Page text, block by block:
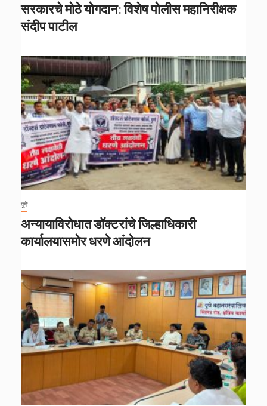
सरकारचे मोठे योगदान: विशेष पोलीस महानिरीक्षक
संदीप पाटील
पुणे
अन्यायाविरोधात डॉक्टरांचे जिल्हाधिकारी
कार्यालयासमोर धरणे आंदोलन